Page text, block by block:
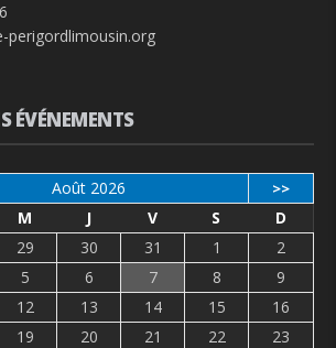
perigordlimousin.org
ÉVÉNEMENTS
Août 2026 >>
M J V S
D
29 30 31 1
2
5 6 7 8
9
12 13 14 15
16
19 20 21 22
23